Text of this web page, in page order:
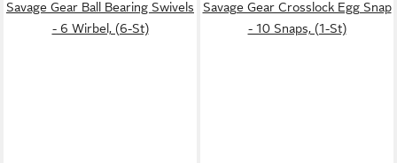
Savage Gear Ball Bearing Swivels
- 6 Wirbel, (6-St)
Savage Gear Crosslock Egg Snap
- 10 Snaps, (1-St)